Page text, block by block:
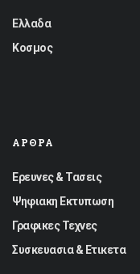
Ελλαδα
Κοσμος
ΆΡΘΡΑ
Ερευνες & Τασεις
Ψηφιακη Εκτυπωση
Γραφικες Τεχνες
Συσκευασια & Ετικετα